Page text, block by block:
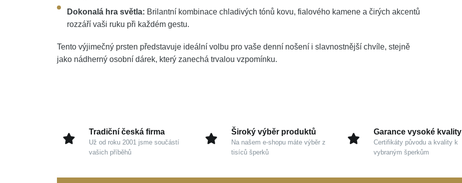
Dokonalá hra světla: Brilantní kombinace chladivých tónů kovu, fialového kamene a čirých akcentů
rozzáří vaši ruku při každém gestu.
Tento výjimečný prsten představuje ideální volbu pro vaše denní nošení i slavnostnější chvíle, stejně
jako nádherný osobní dárek, který zanechá trvalou vzpomínku.
Tradiční česká firma
Už od roku 2001 jsme součástí
vašich příběhů
Široký výběr produktů
Na našem e-shopu máte výběr z
tisíců šperků
Garance vysoké kvality
Certifikáty původu a kvality k
vybraným šperkům